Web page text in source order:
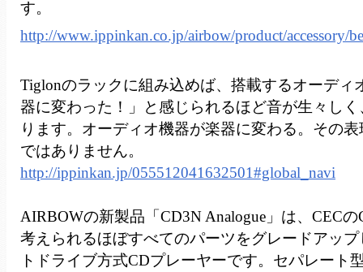
す。
http://www.ippinkan.co.jp/airbow/product/accessory/
Tiglonのラックに組み込めば、搭載するオーディ
器に変わった！」と感じられるほど音が生々し
ります。オーディオ機器が楽器に変わる。その
ではありません。
http://ippinkan.jp/055512041632501#global_navi
AIRBOWの新製品「CD3N Analogue」は、CEC
考えられるほぼすべてのパーツをグレードアッ
トドライブ方式CDプレーヤーです。セパレート